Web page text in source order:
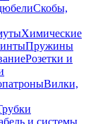
Скобы,
Химические
Пружины
Розетки и
Вилки,
и системы